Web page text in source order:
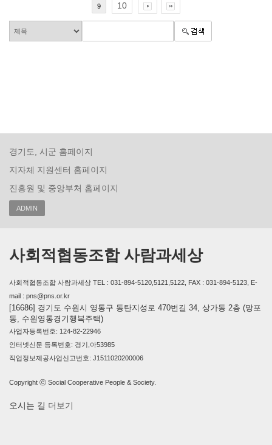
9 10
경기도, 시군 홈페이지
지자체 지원센터 홈페이지
진흥원 및 중앙부처 홈페이지
ADMIN
사회적협동조합 사람과세상
사회적협동조합 사람과세상 TEL : 031-894-5120,5121,5122, FAX : 031-894-5123, E-
mail : pns@pns.or.kr
[16686] 경기도 수원시 영통구 동탄지성로 470번길 34, 상가동 2층 (망포
동, 수원영통경기행복주택)
사업자등록번호: 124-82-22946
인터넷신문 등록번호: 경기,아53985
직업정보제공사업신고번호: J1511020200006
Copyright ⓒ Social Cooperative People & Society.
오시는 길 더보기